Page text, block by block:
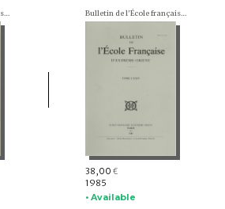
Bulletin de l'École française d'Extrême-Orient (BEFEO) Bulletin de l'École française d'Extrême-Orient (BEFEO)
38,00 €
1985
• Available